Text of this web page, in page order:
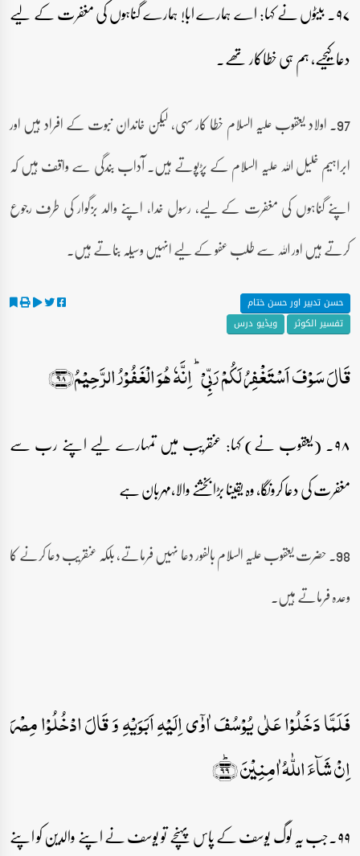
۹۷۔ بیٹوں نے کہا: اے ہمارے ابا! ہمارے گناہوں کی مغفرت کے لیے
دعا کیجیے، ہم ہی خطاکار تھے۔
97۔ اولاد یعقوب علیہ السلام خطا کار سہی، لیکن خاندان نبوت کے افراد ہیں اور
ابراہیم خلیل اللہ علیہ السلام کے پڑپوتے ہیں۔ آداب بندگی سے واقف ہیں کہ
اپنے گناہوں کی مغفرت کے لیے، رسول خدا، اپنے والد بزگوار کی طرف رجوع
کرتے ہیں اور اللہ سے طلب عفو کے لیے انہیں وسیلہ بناتے ہیں۔
حسن تدبیر اور حسن ختام
تفسیر الکوثر
ویڈیو درس
قَالَ سَوۡفَ اَسۡتَغۡفِرُ لَکُمۡ رَبِّیۡ ؕ اِنَّہٗ ہُوَ الۡغَفُوۡرُ الرَّحِیۡمُ﴿۹۸﴾
۹۸۔ (یعقوب نے) کہا: عنقریب میں تمہارے لیے اپنے رب سے
مغفرت کی دعا کروںگا، وہ یقینا بڑا بخشنے والا،مہربان ہے
98۔ حضرت یعقوب علیہ السلام بالفور دعا نہیں فرماتے، بلکہ عنقریب دعا کرنے کا
وعدہ فرماتے ہیں۔
فَلَمَّا دَخَلُوۡا عَلٰی یُوۡسُفَ اٰوٰۤی اِلَیۡہِ اَبَوَیۡہِ وَ قَالَ ادۡخُلُوۡا مِصۡرَ
اِنۡ شَآءَ اللّٰہُ اٰمِنِیۡنَ ﴿ؕ۹۹﴾
۹۹۔جب یہ لوگ یوسف کے پاس پہنچے تو یوسف نے اپنے والدین کو اپنے